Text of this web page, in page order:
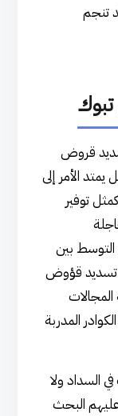
تنجم
قروض
الأمر إلى
توفير
بين
تسديد قؤوض
المجالات
المدربة
السداد ولا
البحث